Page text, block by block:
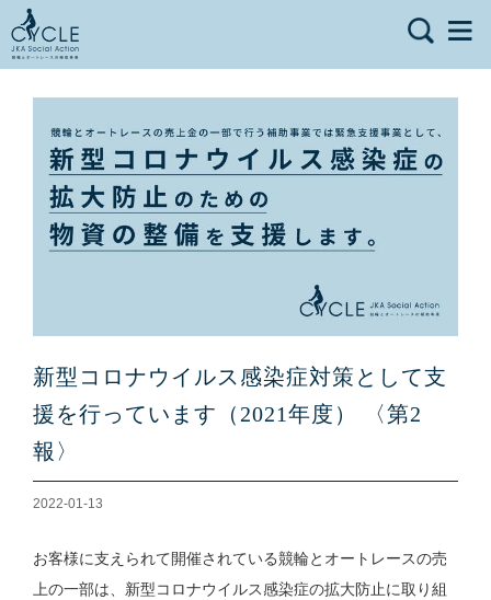
新型コロナウイルス感染症対策として支
援を行っています（2021年度） 〈第2
報〉
2022-01-13
お客様に支えられて開催されている競輪とオートレースの売
上の一部は、新型コロナウイルス感染症の拡大防止に取り組